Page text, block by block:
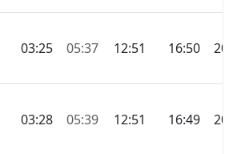
03:25 05:37 12:51 16:50
03:28 05:39 12:51 16:49